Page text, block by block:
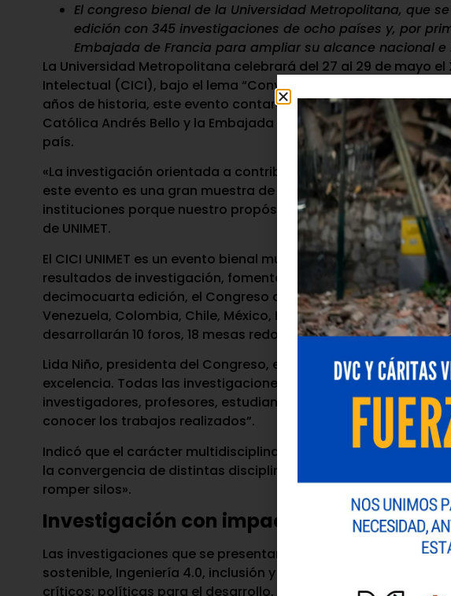
El congreso bienal de la Universidad Metropolitana, que
edición con 345 investigaciones de ocho países y, por
Embajada de Francia para ampliar su alcance nacional e
La Universidad Metropolitana celebrará del 27 al 29 de mayo
Intelectual (CICI), bajo el lema “Convergencias del saber para
años de historia, este evento contará con alianzas con la
Católica Andrés Bello y la Embajada de Francia, unidas por un
país.
«La investigación orientada a contribuir con el desarrollo
este evento es una gran muestra de ello. En esta edición
instituciones porque nuestro propósito común es
de UNIMET.
El CICI UNIMET es un evento bienal multidisciplinario que se
resultados de investigación, fomentar la reflexión crítica y
decimocuarta edición, el Congreso alcanza su mayor escala:
Venezuela, Colombia, Chile, México, España, Francia, Portugal,
desarrollarán 10 foros, 18 mesas redondas y 30 sesiones
Lida Niño, presidenta del Congreso, expresó: «Es una fiesta
excelencia. Todas las investigaciones pasaron por procesos
investigadores, profesores, estudiantes, emprendedores,
conocer los trabajos realizados”.
Indicó que el carácter multidisciplinario del Congreso es uno
la convergencia de distintas disciplinas para potenciarnos y
romper silos».
Investigación con impacto real
Las investigaciones que se presentarán abarcan diversas
sostenible, Ingeniería 4.0, inclusión y neuroeducación;
críticos; políticas para el desarrollo, literatura y expresión